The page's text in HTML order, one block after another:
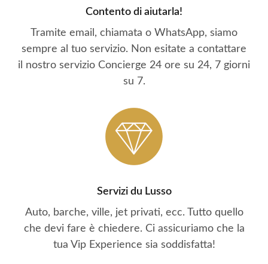
Contento di aiutarla!
Tramite email, chiamata o WhatsApp, siamo
sempre al tuo servizio. Non esitate a contattare
il nostro servizio Concierge 24 ore su 24, 7 giorni
su 7.
Servizi du Lusso
Auto, barche, ville, jet privati, ecc. Tutto quello
che devi fare è chiedere. Ci assicuriamo che la
tua Vip Experience sia soddisfatta!